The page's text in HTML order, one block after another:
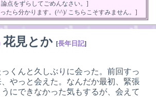
論点をずらしてごめんなさい。]
たら分かります。(^^)/ こちらこそすみません。]
花見とか [長年日記]
くんと久しぶりに会った。前回すっ
やっと会えた。なんだか最初、緊張
にできなかった気もするが、会えて